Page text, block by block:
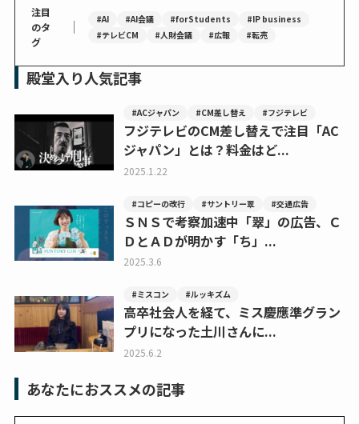
注目
のタ
グ
｜ #AI #AI会議 #forStudents
#IP business
#テレビCM
#人財会議 #広報 #転売
殿堂入り人気記事
#ACジャパン #CM差し替え #フジテレビ
フジテレビのCM差し替えで注目「AC
ジャパン」とは？料金はど...
2025.1.22
#コピーの改行 #サントリー翠 #交通広告
ＳＮＳで考察加速中「翠」の広告、Ｃ
ＤとＡＤが明かす「ち」...
2025.3.6
#ミスコン #ルッキズム
高卒社会人を経て、ミス慶應準グラン
プリになった土川さんに...
2025.6.2
あなたにおススメの記事